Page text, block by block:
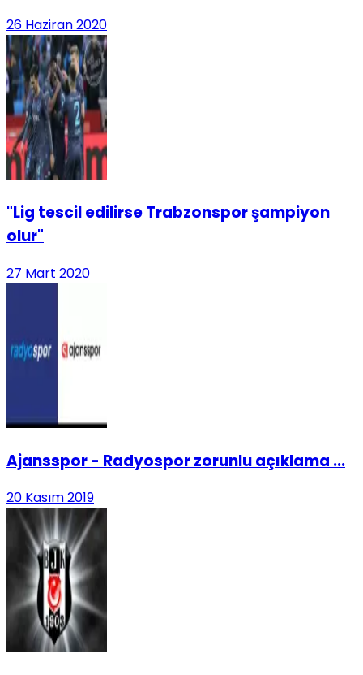
26 Haziran 2020
"Lig tescil edilirse Trabzonspor şampiyon
olur"
27 Mart 2020
Ajansspor - Radyospor zorunlu açıklama ...
20 Kasım 2019